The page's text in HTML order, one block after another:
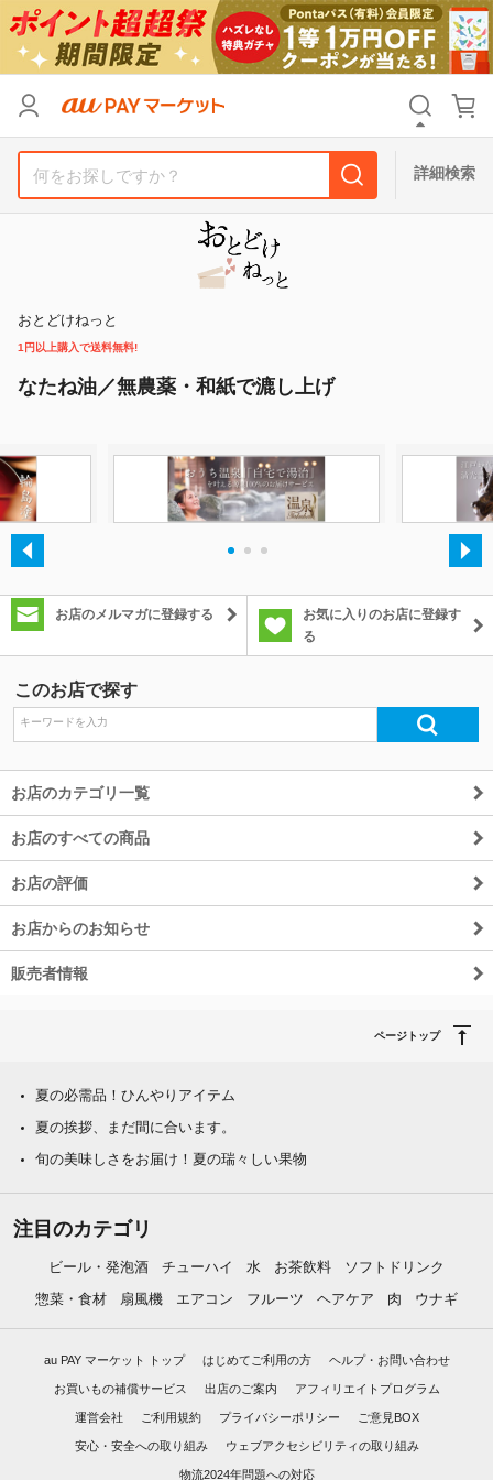
詳細検索
おとどけねっと
1円以上購入で送料無料!
なたね油／無農薬・和紙で漉し上げ
お店のメルマガに登録する
お気に入りのお店に登録す
る
このお店で探す
お店のカテゴリ一覧
お店のすべての商品
お店の評価
お店からのお知らせ
販売者情報
ページトップ
夏の必需品！ひんやりアイテム
夏の挨拶、まだ間に合います。
旬の美味しさをお届け！夏の瑞々しい果物
注目のカテゴリ
ビール・発泡酒 チューハイ 水 お茶飲料
ソフトドリンク
惣菜・食材
扇風機 エアコン フルーツ ヘアケア 肉 ウナギ
au PAY マーケット トップ はじめてご利用の方 ヘルプ・お問い合わせ
お買いもの補償サービス 出店のご案内 アフィリエイトプログラム
運営会社 ご利用規約 プライバシーポリシー ご意見BOX
安心・安全への取り組み ウェブアクセシビリティの取り組み
物流2024年問題への対応
支払い方法
Pontaパス特典対象すべて
サンキュー配送対象 レビューキャンペーン
キーワード
除外ワード